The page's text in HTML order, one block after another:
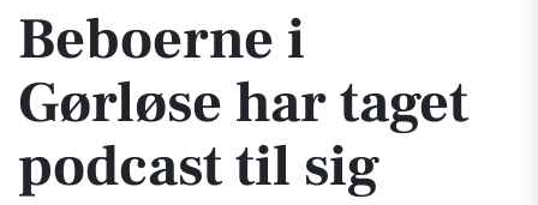
Beboerne i
Gørløse har taget
podcast til sig